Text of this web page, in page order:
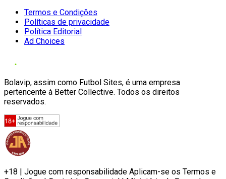
Termos e Condições
Políticas de privacidade
Política Editorial
Ad Choices
Bolavip, assim como Futbol Sites, é uma empresa
pertencente à Better Collective. Todos os direitos
reservados.
+18 | Jogue com responsabilidade Aplicam-se os Termos e